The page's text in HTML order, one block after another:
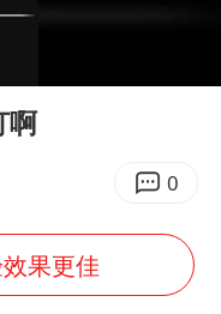
奶茶到底有多火
东航：国内客票提前14天免费退改
啊
0
果更佳